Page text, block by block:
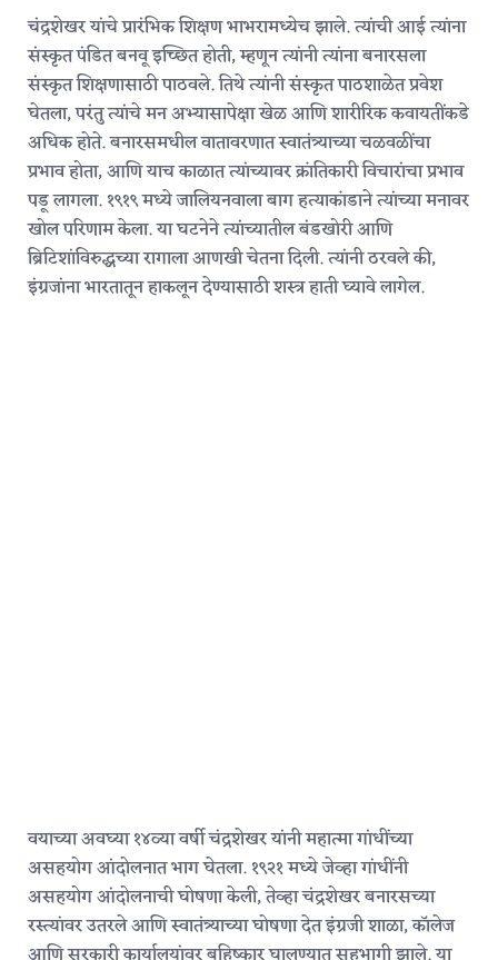
चंद्रशेखर यांचे प्रारंभिक शिक्षण भाभरामध्येच झाले. त्यांची आई त्यांना
संस्कृत पंडित बनवू इच्छित होती, म्हणून त्यांनी त्यांना बनारसला
संस्कृत शिक्षणासाठी पाठवले. तिथे त्यांनी संस्कृत पाठशाळेत प्रवेश
घेतला, परंतु त्यांचे मन अभ्यासापेक्षा खेळ आणि शारीरिक कवायतींकडे
अधिक होते. बनारसमधील वातावरणात स्वातंत्र्याच्या चळवळींचा
प्रभाव होता, आणि याच काळात त्यांच्यावर क्रांतिकारी विचारांचा प्रभाव
पडू लागला. १९१९ मध्ये जालियनवाला बाग हत्याकांडाने त्यांच्या मनावर
खोल परिणाम केला. या घटनेने त्यांच्यातील बंडखोरी आणि
ब्रिटिशांविरुद्धच्या रागाला आणखी चेतना दिली. त्यांनी ठरवले की,
इंग्रजांना भारतातून हाकलून देण्यासाठी शस्त्र हाती घ्यावे लागेल.
वयाच्या अवघ्या १४व्या वर्षी चंद्रशेखर यांनी महात्मा गांधींच्या
असहयोग आंदोलनात भाग घेतला. १९२१ मध्ये जेव्हा गांधींनी
असहयोग आंदोलनाची घोषणा केली, तेव्हा चंद्रशेखर बनारसच्या
रस्त्यांवर उतरले आणि स्वातंत्र्याच्या घोषणा देत इंग्रजी शाळा, काॅलेज